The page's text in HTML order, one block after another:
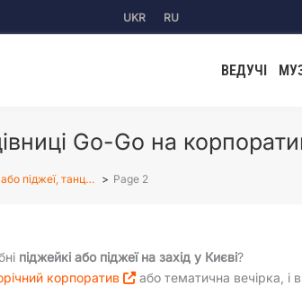
UKR RU
ВЕДУЧІ
Go-Go на
піджеї, танц… Page 2
піджейкі або піджеї на захід у Києві?
корпоратив або тематична вечірка, і